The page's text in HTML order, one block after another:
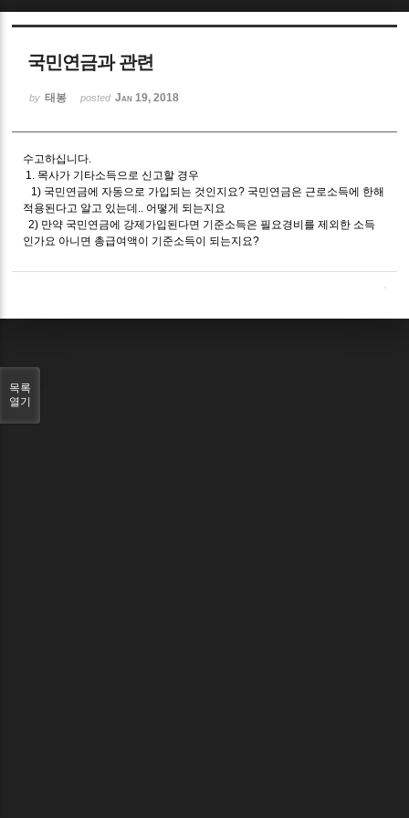
국민연금과 관련
by 태봉 posted Jan 19, 2018
수고하십니다.
1. 목사가 기타소득으로 신고할 경우
1) 국민연금에 자동으로 가입되는 것인지요? 국민연금은 근로소득에 한해
적용된다고 알고 있는데.. 어떻게 되는지요
2) 만약 국민연금에 강제가입된다면 기준소득은 필요경비를 제외한 소득
인가요 아니면 총급여액이 기준소득이 되는지요?
목록
열기
Sketchbook5, 스케치북5
Sketchbook5, 스케치북5